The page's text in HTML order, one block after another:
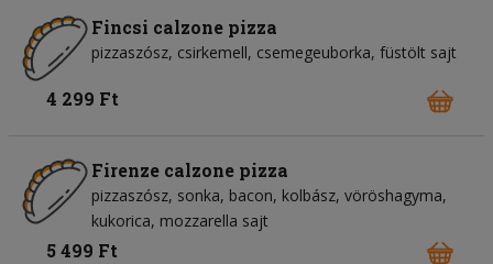
Fincsi calzone pizza
pizzaszósz csirkemell csemegeuborka füstölt sajt
4 299 Ft
Firenze calzone pizza
pizzaszósz sonka bacon kolbász vöröshagyma
kukorica mozzarella sajt
5 499 Ft